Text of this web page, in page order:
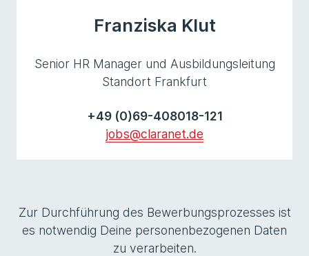
Franziska Klut
Senior HR Manager und Ausbildungsleitung
Standort Frankfurt
+49 (0)69-408018-121
jobs@claranet.de
Zur Durchführung des Bewerbungsprozesses ist
es notwendig Deine personenbezogenen Daten
zu verarbeiten.